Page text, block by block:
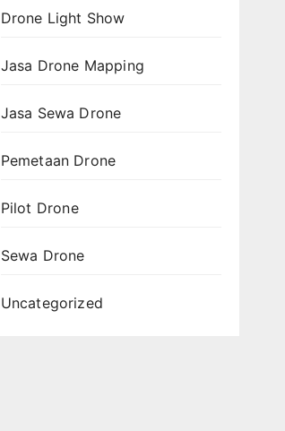
Drone Light Show
Jasa Drone Mapping
Jasa Sewa Drone
Pemetaan Drone
Pilot Drone
Sewa Drone
Uncategorized